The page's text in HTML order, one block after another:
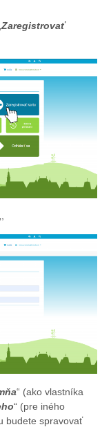
Zaregistrovať
“ (ako vlastníka
“ (pre iného
budete spravovať